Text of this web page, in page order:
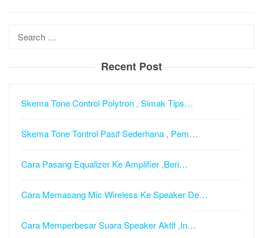
Search
Recent Post
Skema Tone Control Polytron , Simak Tips…
Skema Tone Tontrol Pasif Sederhana , Pem…
Cara Pasang Equalizer Ke Amplifier ,Beri…
Cara Memasang Mic Wireless Ke Speaker De…
Cara Memperbesar Suara Speaker Aktif ,In…